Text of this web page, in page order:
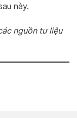
này.
nguồn tư liệu